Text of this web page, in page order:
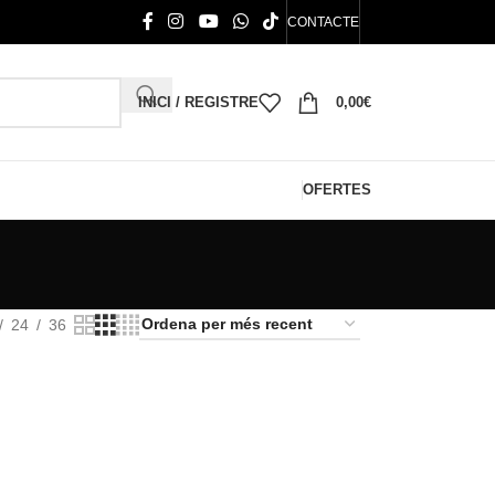
CONTACTE
INICI / REGISTRE 0,00€
OFERTES
24 36